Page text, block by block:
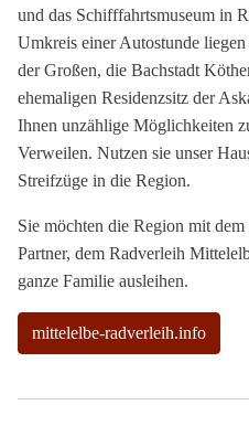
und das Schifffahrtsmuseum in
Umkreis einer Autostunde
der Großen, die Bachstadt
ehemaligen Residenzsitz der
Ihnen unzählige Möglichkeiten
Verweilen. Nutzen sie unser
Streifzüge in die Region.
Sie möchten die Region mit
Partner, dem Radverleih
ganze Familie ausleihen.
mittelelbe-radverleih.info